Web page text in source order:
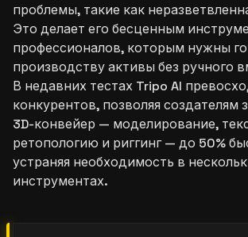
проблемы, такие как
Это делает его бесценным
профессионалов, которым нужны
производству активы без ручного
В недавних тестах Tripo AI
конкурентов, позволяя создателям
3D-конвейер — моделирование,
ретопологию и риггинг — до 50%
устраняя необходимость в
инструментах.